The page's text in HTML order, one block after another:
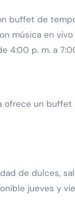
buffet de
música en
4:00 p. m. a
ofrece un
de dulces,
jueves y